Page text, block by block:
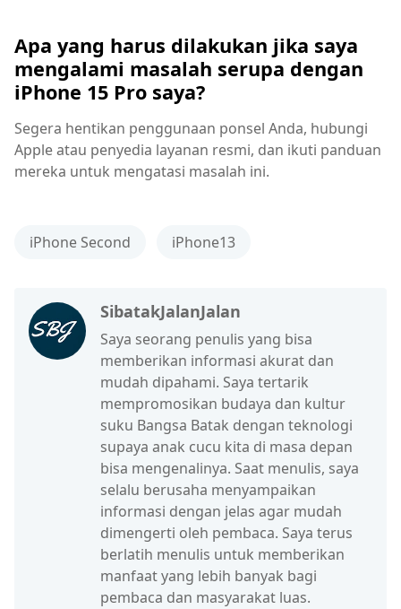
Apa yang harus dilakukan jika saya
mengalami masalah serupa dengan
iPhone 15 Pro saya?
Segera hentikan penggunaan ponsel Anda, hubungi
Apple atau penyedia layanan resmi, dan ikuti panduan
mereka untuk mengatasi masalah ini.
iPhone Second iPhone13
SibatakJalanJalan
Saya seorang penulis yang bisa
memberikan informasi akurat dan
mudah dipahami. Saya tertarik
mempromosikan budaya dan kultur
suku Bangsa Batak dengan teknologi
supaya anak cucu kita di masa depan
bisa mengenalinya. Saat menulis, saya
selalu berusaha menyampaikan
informasi dengan jelas agar mudah
dimengerti oleh pembaca. Saya terus
berlatih menulis untuk memberikan
manfaat yang lebih banyak bagi
pembaca dan masyarakat luas.